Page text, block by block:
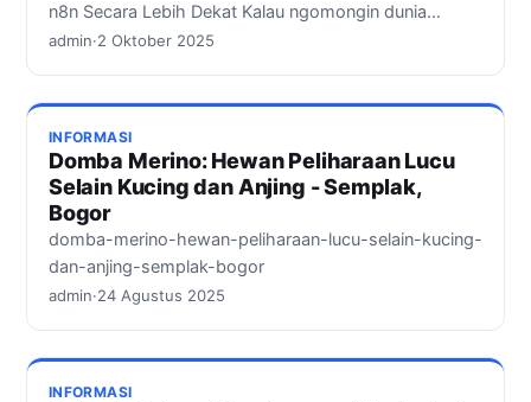
n8n Secara Lebih Dekat Kalau ngomongin dunia…
admin·2 Oktober 2025
INFORMASI
Domba Merino: Hewan Peliharaan Lucu
Selain Kucing dan Anjing - Semplak,
Bogor
domba-merino-hewan-peliharaan-lucu-selain-kucing-
dan-anjing-semplak-bogor
admin·24 Agustus 2025
INFORMASI